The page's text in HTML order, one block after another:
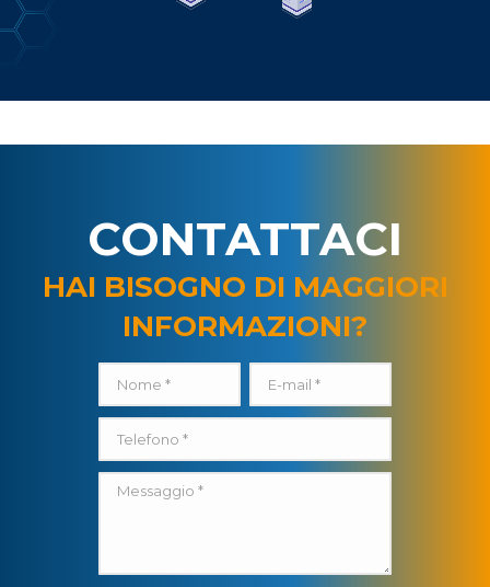
CONTATTACI
HAI BISOGNO DI MAGGIORI
INFORMAZIONI?
Nome * E-mail *
Telefono *
Messaggio *